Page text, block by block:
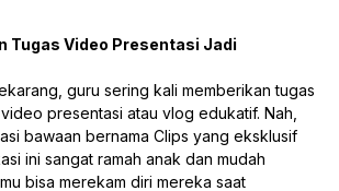
Tugas Video Presentasi Jadi
guru sering kali memberikan tugas
presentasi atau vlog edukatif. Nah,
bawaan bernama Clips yang eksklusif
ini sangat ramah anak dan mudah
bisa merekam diri mereka saat